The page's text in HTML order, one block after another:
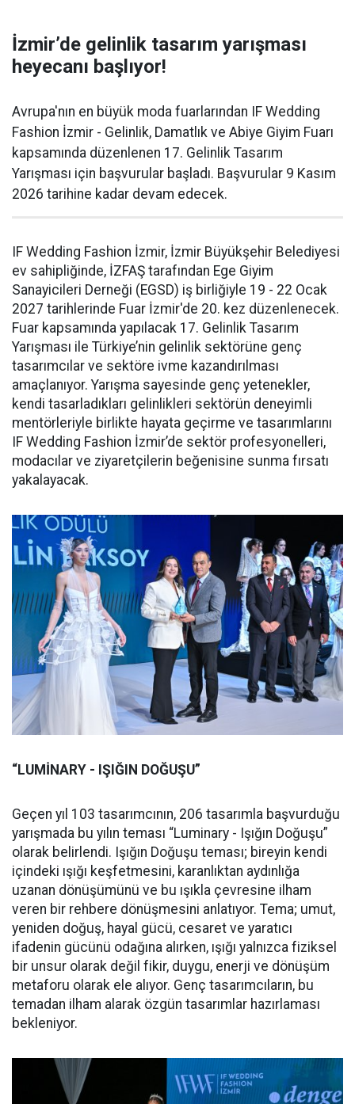
İzmir’de gelinlik tasarım yarışması
heyecanı başlıyor!
Avrupa'nın en büyük moda fuarlarından IF Wedding
Fashion İzmir - Gelinlik, Damatlık ve Abiye Giyim Fuarı
kapsamında düzenlenen 17. Gelinlik Tasarım
Yarışması için başvurular başladı. Başvurular 9 Kasım
2026 tarihine kadar devam edecek.
IF Wedding Fashion İzmir, İzmir Büyükşehir Belediyesi
ev sahipliğinde, İZFAŞ tarafından Ege Giyim
Sanayicileri Derneği (EGSD) iş birliğiyle 19 - 22 Ocak
2027 tarihlerinde Fuar İzmir'de 20. kez düzenlenecek.
Fuar kapsamında yapılacak 17. Gelinlik Tasarım
Yarışması ile Türkiye’nin gelinlik sektörüne genç
tasarımcılar ve sektöre ivme kazandırılması
amaçlanıyor. Yarışma sayesinde genç yetenekler,
kendi tasarladıkları gelinlikleri sektörün deneyimli
mentörleriyle birlikte hayata geçirme ve tasarımlarını
IF Wedding Fashion İzmir’de sektör profesyonelleri,
modacılar ve ziyaretçilerin beğenisine sunma fırsatı
yakalayacak.
“LUMİNARY - IŞIĞIN DOĞUŞU”
Geçen yıl 103 tasarımcının, 206 tasarımla başvurduğu
yarışmada bu yılın teması “Luminary - Işığın Doğuşu”
olarak belirlendi. Işığın Doğuşu teması; bireyin kendi
içindeki ışığı keşfetmesini, karanlıktan aydınlığa
uzanan dönüşümünü ve bu ışıkla çevresine ilham
veren bir rehbere dönüşmesini anlatıyor. Tema; umut,
yeniden doğuş, hayal gücü, cesaret ve yaratıcı
ifadenin gücünü odağına alırken, ışığı yalnızca fiziksel
bir unsur olarak değil fikir, duygu, enerji ve dönüşüm
metaforu olarak ele alıyor. Genç tasarımcıların, bu
temadan ilham alarak özgün tasarımlar hazırlaması
bekleniyor.